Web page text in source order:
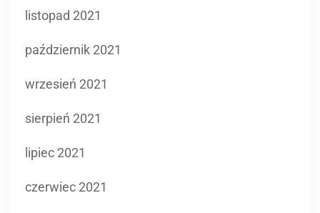
listopad 2021
październik 2021
wrzesień 2021
sierpień 2021
lipiec 2021
czerwiec 2021